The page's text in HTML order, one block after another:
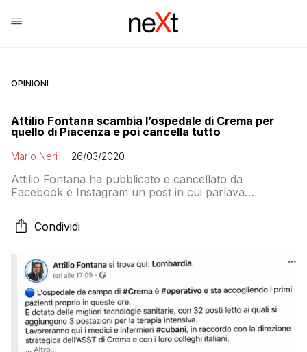
OPINIONI
Attilio Fontana scambia l’ospedale di Crema per
quello di Piacenza e poi cancella tutto
Mario Neri 26/03/2020
Attilio Fontana ha pubblicato e cancellato da
Facebook e Instagram un post in cui parlava
operativo” e “dotato delle migliori tecnologie sanitarie,
con 32 posti letto ai quali si aggiungono 3 postazioni
post era quella dell’ospedale di Piacenza. Gli […]
Condividi